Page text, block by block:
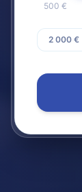
500 €
2 000 €